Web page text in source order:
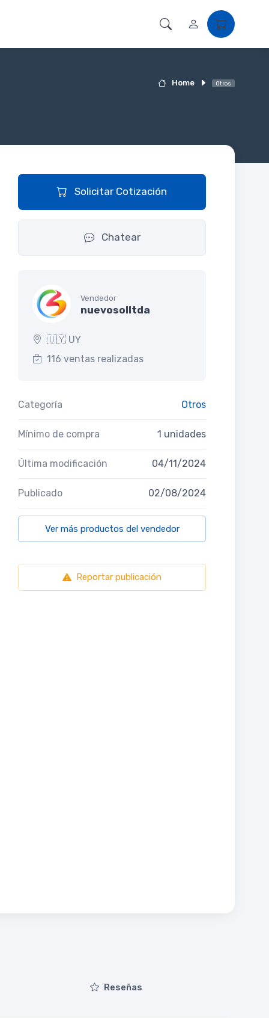
Home Otros
Solicitar Cotización
Chatear
Vendedor
nuevosolltda
🇺🇾 UY
116 ventas realizadas
Categoría Otros
Mínimo de compra 1 unidades
Última modificación 04/11/2024
Publicado 02/08/2024
Ver más productos del vendedor
Reportar publicación
Reseñas